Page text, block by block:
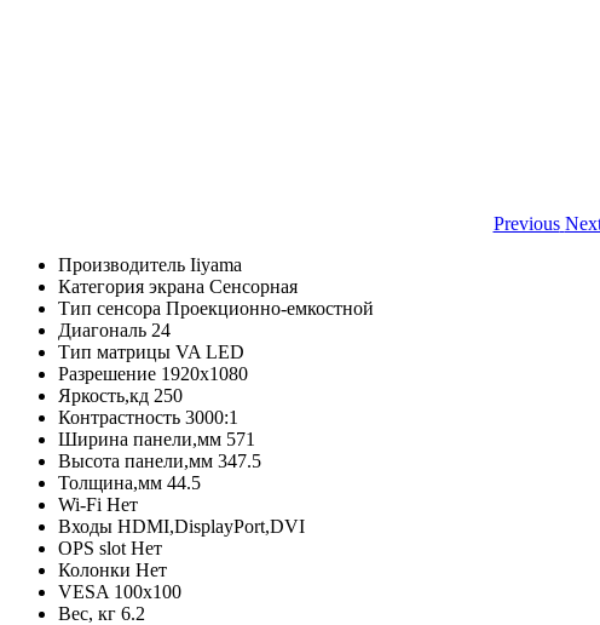
Previous
Производитель Iiyama
Категория экрана Сенсорная
Тип сенсора Проекционно-емкостной
Диагональ 24
Тип матрицы VA LED
Разрешение 1920х1080
Яркость,кд 250
Контрастность 3000:1
Ширина панели,мм 571
Высота панели,мм 347.5
Толщина,мм 44.5
Wi-Fi Нет
Входы HDMI,DisplayPort,DVI
OPS slot Нет
Колонки Нет
VESA 100х100
Вес, кг 6.2